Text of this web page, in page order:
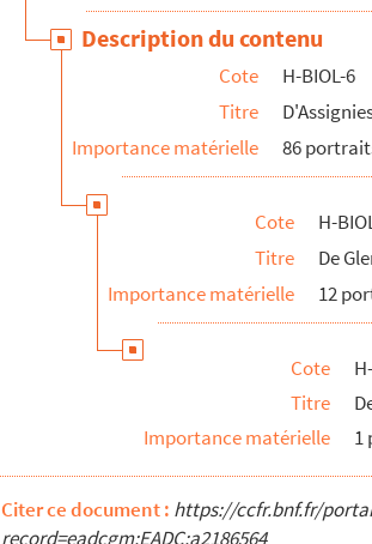
Description du contenu
Cote
H-BIOL-6
Titre
Importance matérielle
86
Cote
H-
Titre
De
Importance matérielle
12
Cote
Titre
Importance matérielle
1
Citer ce document : https://ccfr.bnf.fr/
record=eadcgm:EADC:a2186564